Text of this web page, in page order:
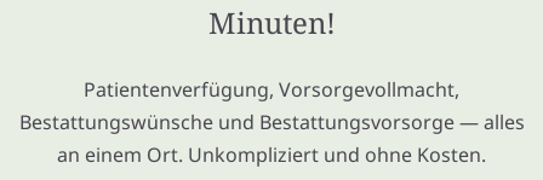
Minuten!
Patientenverfügung, Vorsorgevollmacht,
Bestattungswünsche und Bestattungsvorsorge — alles
an einem Ort. Unkompliziert und ohne Kosten.